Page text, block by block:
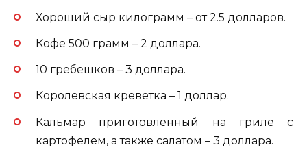
Хороший сыр килограмм – от 2.5 долларов.
Кофе 500 грамм – 2 доллара.
10 гребешков – 3 доллара.
Королевская креветка – 1 доллар.
Кальмар приготовленный на гриле с
картофелем, а также салатом – 3 доллара.